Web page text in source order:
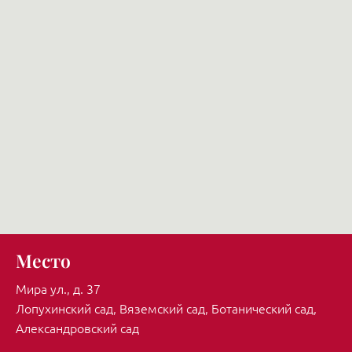
Место
Мира ул., д. 37
Лопухинский сад, Вяземский сад, Ботанический сад,
Александровский сад